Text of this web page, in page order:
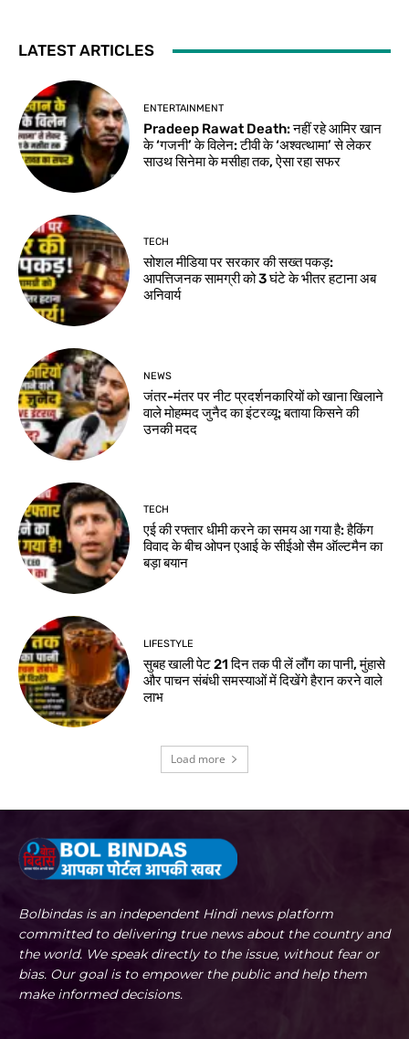
LATEST ARTICLES
ENTERTAINMENT
Pradeep Rawat Death: नहीं रहे आमिर खान
के ‘गजनी’ के विलेन: टीवी के ‘अश्वत्थामा’ से लेकर
साउथ सिनेमा के मसीहा तक, ऐसा रहा सफर
TECH
सोशल मीडिया पर सरकार की सख्त पकड़:
आपत्तिजनक सामग्री को 3 घंटे के भीतर हटाना अब
अनिवार्य
NEWS
जंतर-मंतर पर नीट प्रदर्शनकारियों को खाना खिलाने
वाले मोहम्मद जुनैद का इंटरव्यू: बताया किसने की
उनकी मदद
TECH
एई की रफ्तार धीमी करने का समय आ गया है: हैकिंग
विवाद के बीच ओपन एआई के सीईओ सैम ऑल्टमैन का
बड़ा बयान
LIFESTYLE
सुबह खाली पेट 21 दिन तक पी लें लौंग का पानी, मुंहासे
और पाचन संबंधी समस्याओं में दिखेंगे हैरान करने वाले
लाभ
Load more
Bolbindas is an independent Hindi news platform
committed to delivering true news about the country and
the world. We speak directly to the issue, without fear or
bias. Our goal is to empower the public and help them
make informed decisions.